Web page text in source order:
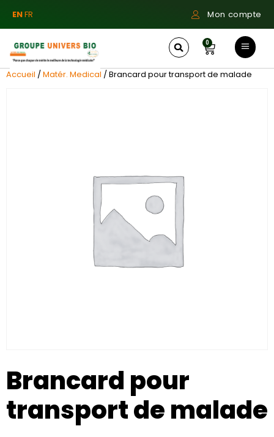
ENFR Mon compte
0
Accueil /Matér. Medical / Brancard pour transport de malade
Brancard pour
transport de malade